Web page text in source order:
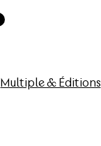
Multiple & Éditions